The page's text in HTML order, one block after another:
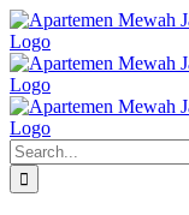
Skip
to
content
Search
for: